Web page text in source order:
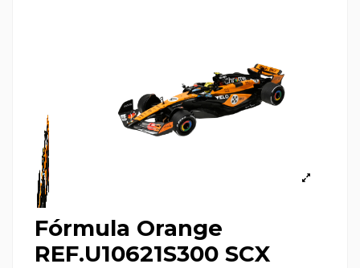
Fórmula Orange
REF.U10621S300 SCX